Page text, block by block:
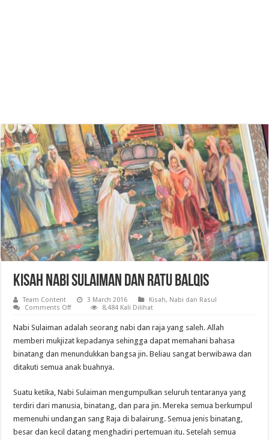
Kisah Nabi Sulaiman dan Ratu Balqis
Team Content 3 March 2016 Kisah, Nabi dan Rasul
Comments Offon
Nabi
Sulaiman
dan
Ratu
Balqis
8,484 Kali Dilihat
Nabi Sulaiman adalah seorang nabi dan raja yang saleh. Allah
memberi mukjizat kepadanya sehingga dapat memahani bahasa
binatang dan menundukkan bangsa jin. Beliau sangat berwibawa dan
ditakuti semua anak buahnya.
Suatu ketika, Nabi Sulaiman mengumpulkan seluruh tentaranya yang
terdiri dari manusia, binatang, dan para jin. Mereka semua berkumpul
memenuhi undangan sang Raja di balairung. Semua jenis binatang,
besar dan kecil datang menghadiri pertemuan itu. Setelah semua